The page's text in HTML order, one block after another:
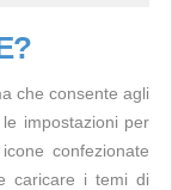
che consente agli
impostazioni per
confezionate
caricare i temi di